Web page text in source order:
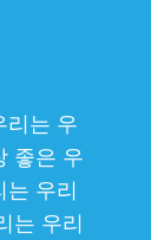
리는 우
좋은 우
는 우리
는 우리